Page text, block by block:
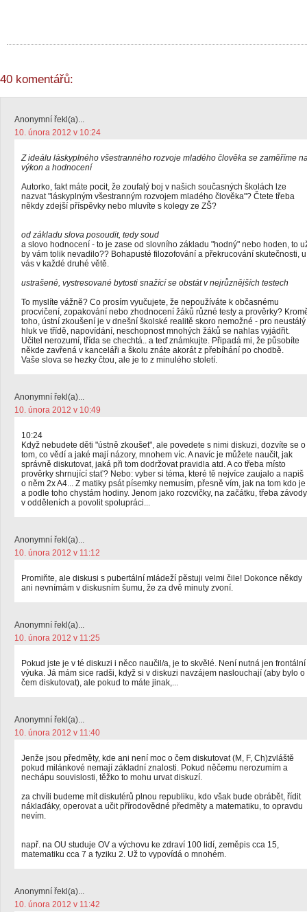
40 komentářů:
Anonymní řekl(a)...
10. února 2012 v 10:24
Z ideálu láskyplného všestranného rozvoje mladého člověka se zaměříme
výkon a hodnocení
Autorko, fakt máte pocit, že zoufalý boj v našich současných školách lze
nazvat "láskyplným všestranným rozvojem mladého člověka"? Čtete třeba
někdy zdejší příspěvky nebo mluvíte s kolegy ze ZŠ?
od základu slova posoudit, tedy soud
a slovo hodnocení - to je zase od slovního základu "hodný" nebo hoden, to
by vám tolik nevadilo?? Bohapusté filozofování a překrucování skutečnosti, u
vás v každé druhé větě.
ustrašené, vystresované bytosti snažící se obstát v nejrůznějších testech
To myslíte vážně? Co prosím vyučujete, že nepoužíváte k občasnému
procvičení, zopakování nebo zhodnocení žáků různé testy a prověrky?
toho, ústní zkoušení je v dnešní školské realitě skoro nemožné - pro neustálý
hluk ve třídě, napovídání, neschopnost mnohých žáků se nahlas vyjádřit.
Učitel nerozumí, třída se chechtá.. a teď známkujte. Připadá mi, že působíte
někde zavřená v kanceláři a školu znáte akorát z přebíhání po chodbě.
Vaše slova se hezky čtou, ale je to z minulého století.
Anonymní řekl(a)...
10. února 2012 v 10:49
10:24
Když nebudete děti "ústně zkoušet", ale povedete s nimi diskuzi, dozvíte se o
tom, co vědí a jaké mají názory, mnohem víc. A navíc je můžete naučit, jak
správně diskutovat, jaká při tom dodržovat pravidla atd. A co třeba místo
prověrky shrnující stať? Nebo: vyber si téma, které tě nejvíce zaujalo a napiš
o něm 2x A4... Z matiky psát písemky nemusím, přesně vím, jak na tom kdo je
a podle toho chystám hodiny. Jenom jako rozcvičky, na začátku, třeba závody
v odděleních a povolit spolupráci...
Anonymní řekl(a)...
10. února 2012 v 11:12
Promiňte, ale diskusi s pubertální mládeží pěstuji velmi čile! Dokonce někdy
ani nevnímám v diskusním šumu, že za dvě minuty zvoní.
Anonymní řekl(a)...
10. února 2012 v 11:25
Pokud jste je v té diskuzi i něco naučil/a, je to skvělé. Není nutná jen frontální
výuka. Já mám sice radši, když si v diskuzi navzájem naslouchají (aby bylo o
čem diskutovat), ale pokud to máte jinak,...
Anonymní řekl(a)...
10. února 2012 v 11:40
Jenže jsou předměty, kde ani není moc o čem diskutovat (M, F, Ch)zvláště
pokud milánkové nemají základní znalosti. Pokud něčemu nerozumím a
nechápu souvislosti, těžko to mohu urvat diskuzí.
za chvíli budeme mít diskutérů plnou republiku, kdo však bude obrábět, řídit
náklaďáky, operovat a učit přírodovědné předměty a matematiku, to opravdu
nevím.
např. na OU studuje OV a výchovu ke zdraví 100 lidí, zeměpis cca 15,
matematiku cca 7 a fyziku 2. Už to vypovídá o mnohém.
Anonymní řekl(a)...
10. února 2012 v 11:42